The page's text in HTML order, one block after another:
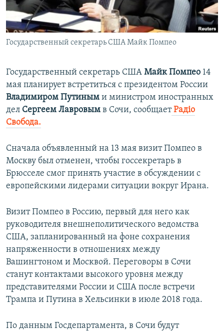
ПОБЕДИТЕЛЕЙ НЕ СУДЯТ?
КРЫМ.НЕПОКОРЕННЫЙ
ELIFBE
ПРИСОЕДИНЯЙТЕСЬ!
Все сайты RFE/RL
Государственный секретарь США Майк Помпео
Государственный секретарь США Майк Помпео 14
мая планирует встретиться с президентом России
Владимиром Путиным и министром иностранных
дел Сергеем Лавровым в Сочи, сообщаетРадіо
Свобода.
Сначала объявленный на 13 мая визит Помпео в
Москву был отменен, чтобы госсекретарь в
Брюсселе смог принять участие в обсуждении с
европейскими лидерами ситуации вокруг Ирана.
Визит Помпео в Россию, первый для него как
руководителя внешнеполитического ведомства
США, запланированный на фоне сохранения
напряженности в отношениях между
Вашингтоном и Москвой. Переговоры в Сочи
станут контактами высокого уровня между
представителями России и США после встречи
Трампа и Путина в Хельсинки в июле 2018 года.
По данным Госдепартамента, в Сочи будут